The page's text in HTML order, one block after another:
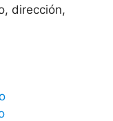
dirección,